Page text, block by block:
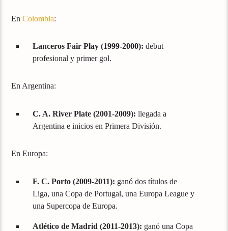
EnColombia:
Lanceros Fair Play (1999-2000): debut
profesional y primer gol.
En Argentina:
C. A. River Plate (2001-2009): llegada a
Argentina e inicios en Primera División.
En Europa:
F. C. Porto (2009-2011): ganó dos títulos de
Liga, una Copa de Portugal, una Europa League y
una Supercopa de Europa.
Atlético de Madrid (2011-2013): ganó una Copa